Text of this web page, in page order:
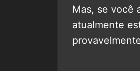
Mas, se você
atualmente